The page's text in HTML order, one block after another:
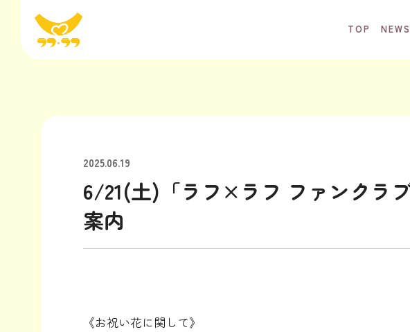
TOP NEWS
2025.06.19
6/21(土)「ラフ×ラフ ファンクラ
案内
《お祝い花に関して》